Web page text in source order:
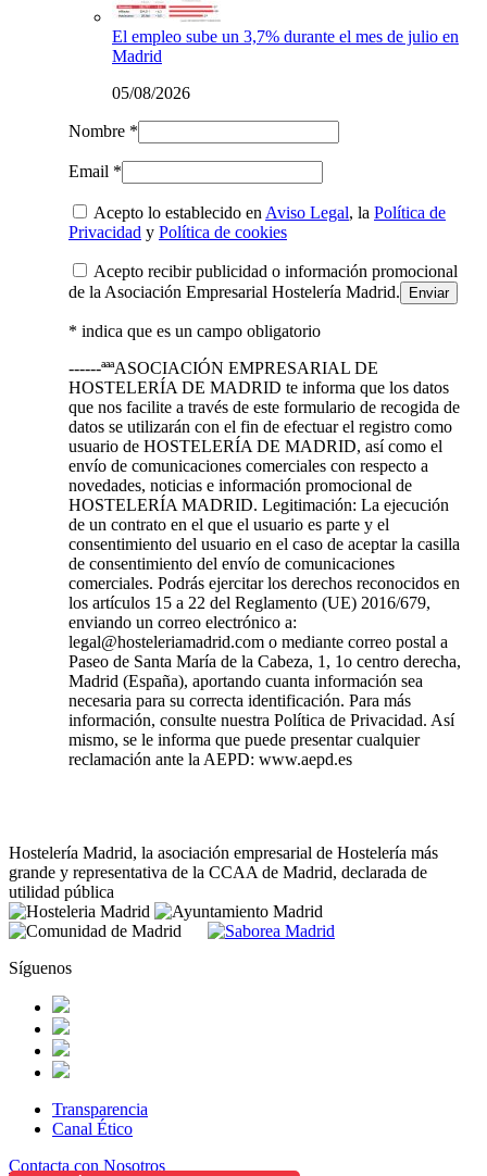
El empleo sube un 3,7% durante el mes de julio en
Madrid
05/08/2026
Nombre *
Email *
Acepto lo establecido en Aviso Legal, la Política de
Privacidad y Política de cookies
Acepto recibir publicidad o información promocional
de la Asociación Empresarial Hostelería Madrid.
* indica que es un campo obligatorio
------ªªªASOCIACIÓN EMPRESARIAL DE
HOSTELERÍA DE MADRID te informa que los datos
que nos facilite a través de este formulario de recogida de
datos se utilizarán con el fin de efectuar el registro como
usuario de HOSTELERÍA DE MADRID, así como el
envío de comunicaciones comerciales con respecto a
novedades, noticias e información promocional de
HOSTELERÍA MADRID. Legitimación: La ejecución
de un contrato en el que el usuario es parte y el
consentimiento del usuario en el caso de aceptar la casilla
de consentimiento del envío de comunicaciones
comerciales. Podrás ejercitar los derechos reconocidos en
los artículos 15 a 22 del Reglamento (UE) 2016/679,
enviando un correo electrónico a:
legal@hosteleriamadrid.com o mediante correo postal a
Paseo de Santa María de la Cabeza, 1, 1o centro derecha,
Madrid (España), aportando cuanta información sea
necesaria para su correcta identificación. Para más
información, consulte nuestra Política de Privacidad. Así
mismo, se le informa que puede presentar cualquier
reclamación ante la AEPD: www.aepd.es
Hostelería Madrid, la asociación empresarial de Hostelería más
grande y representativa de la CCAA de Madrid, declarada de
utilidad pública
Síguenos
Transparencia
Canal Ético
Contacta con Nosotros